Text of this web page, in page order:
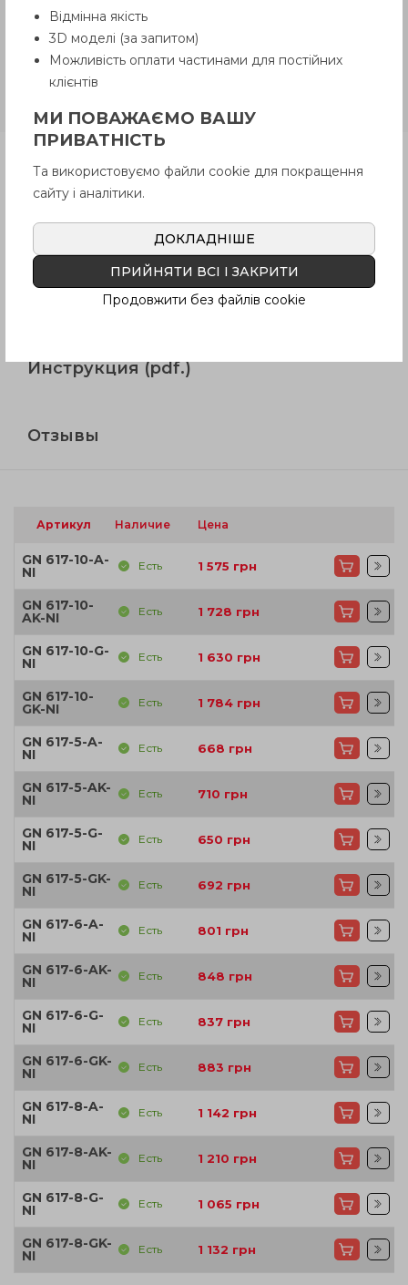
GN 617-NI (нержавеющая сталь
пластиковая ручка)Стопорные
штифты из нержавеющей стали
с пластиковой ручкой
Продукция
Описание
Вопрос о продукции
Инструкция (pdf.)
Отзывы
Артикул Наличие Цена
GN 617-10-A-
NI Есть 1 575 грн
GN 617-10-
AK-NI Есть 1 728 грн
GN 617-10-G-
NI Есть 1 630 грн
GN 617-10-
GK-NI Есть 1 784 грн
GN 617-5-A-
NI Есть 668 грн
GN 617-5-AK-
NI Есть 710 грн
GN 617-5-G-
NI Есть 650 грн
GN 617-5-GK-
NI Есть 692 грн
GN 617-6-A-
NI Есть 801 грн
GN 617-6-AK-
NI Есть 848 грн
GN 617-6-G-
NI Есть 837 грн
GN 617-6-GK-
NI Есть 883 грн
GN 617-8-A-
NI Есть 1 142 грн
GN 617-8-AK-
NI Есть 1 210 грн
GN 617-8-G-
NI Есть 1 065 грн
GN 617-8-GK-
NI Есть 1 132 грн
Відмінна якість
3D моделі (за запитом)
Можливість оплати частинами для постійних
клієнтів
МИ ПОВАЖАЄМО ВАШУ
ПРИВАТНІСТЬ
Та використовуємо файли cookie для покращення
сайту і аналітики.
ДОКЛАДНІШЕ
ПРИЙНЯТИ ВСІ І ЗАКРИТИ
Продовжити без файлів cookie